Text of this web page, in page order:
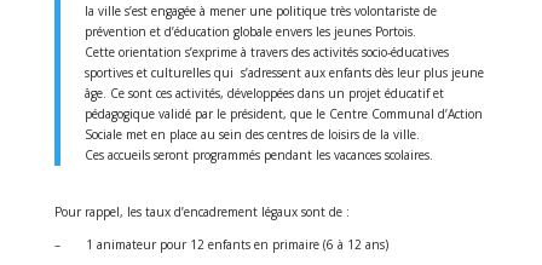
la ville s’est engagée à mener une politique très volontariste de
prévention et d’éducation globale envers les jeunes Portois.
Cette orientation s’exprime à travers des activités socio-éducatives
sportives et culturelles qui s’adressent aux enfants dès leur plus jeune
âge. Ce sont ces activités, développées dans un projet éducatif et
pédagogique validé par le président, que le Centre Communal d’Action
Sociale met en place au sein des centres de loisirs de la ville.
Ces accueils seront programmés pendant les vacances scolaires.
Pour rappel, les taux d’encadrement légaux sont de :
– 1 animateur pour 12 enfants en primaire (6 à 12 ans)